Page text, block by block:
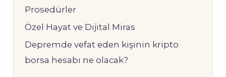
Prosedürler
Özel Hayat ve Dijital Miras
Depremde vefat eden kişinin kripto
borsa hesabı ne olacak?